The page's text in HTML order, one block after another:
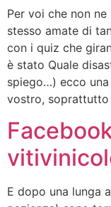
Per voi che non
stesso amate di
con i quiz che
è stato Quale
spiego…) ecco
vostro,
E dopo una lunga